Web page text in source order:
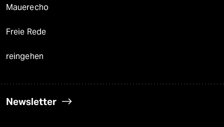
Mauerecho
Freie Rede
reingehen
Newsletter